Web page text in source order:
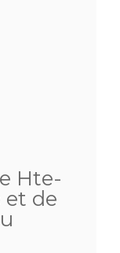
Hte-
et de